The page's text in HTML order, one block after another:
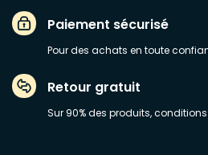
Paiement sécurisé
Pour des achats en toute
Retour gratuit
Sur 90% des produits,